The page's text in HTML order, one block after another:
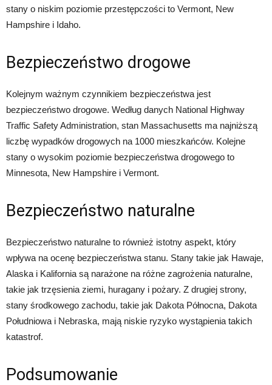
stany o niskim poziomie przestępczości to Vermont, New
Hampshire i Idaho.
Bezpieczeństwo drogowe
Kolejnym ważnym czynnikiem bezpieczeństwa jest
bezpieczeństwo drogowe. Według danych National Highway
Traffic Safety Administration, stan Massachusetts ma najniższą
liczbę wypadków drogowych na 1000 mieszkańców. Kolejne
stany o wysokim poziomie bezpieczeństwa drogowego to
Minnesota, New Hampshire i Vermont.
Bezpieczeństwo naturalne
Bezpieczeństwo naturalne to również istotny aspekt, który
wpływa na ocenę bezpieczeństwa stanu. Stany takie jak Hawaje,
Alaska i Kalifornia są narażone na różne zagrożenia naturalne,
takie jak trzęsienia ziemi, huragany i pożary. Z drugiej strony,
stany środkowego zachodu, takie jak Dakota Północna, Dakota
Południowa i Nebraska, mają niskie ryzyko wystąpienia takich
katastrof.
Podsumowanie